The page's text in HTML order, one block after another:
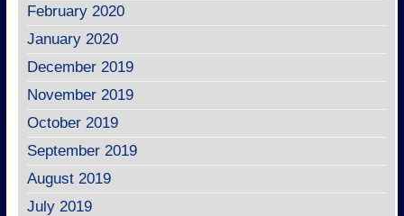
February 2020
January 2020
December 2019
November 2019
October 2019
September 2019
August 2019
July 2019